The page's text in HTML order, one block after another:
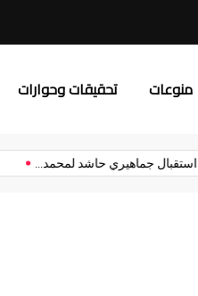
منوعات تحقيقات وحوارات
استقبال جماهيري حاشد لمحمد...